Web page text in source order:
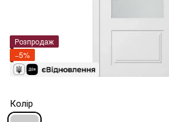
Розпродаж
−5%
Колір